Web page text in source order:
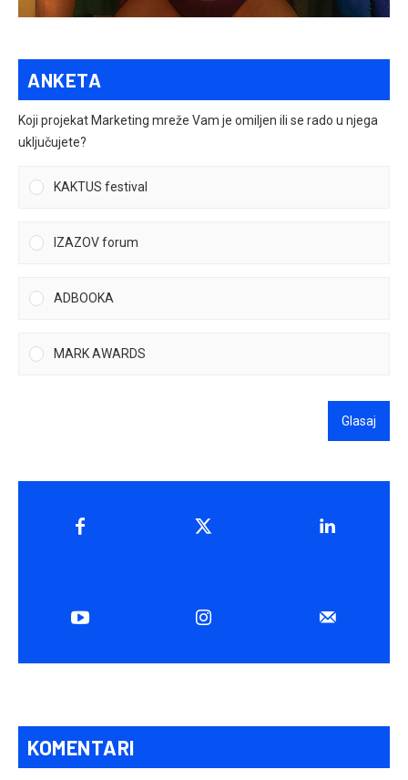
ANKETA
Koji projekat Marketing mreže Vam je omiljen ili se rado u njega
uključujete?
KAKTUS festival
IZAZOV forum
ADBOOKA
MARK AWARDS
Glasaj
KOMENTARI